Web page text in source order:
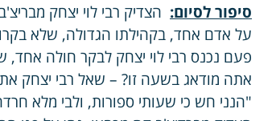
סיפור לסיום: הצדיק רבי לוי יצחק
על אדם אחד, בקהילתו הגדולה, שלא
פעם נכנס רבי לוי יצחק לבקר חולה
אתה מודאג בשעה זו? – שאל רבי יצחק
"הנני חש כי שעותי ספורות, ולבי מלא